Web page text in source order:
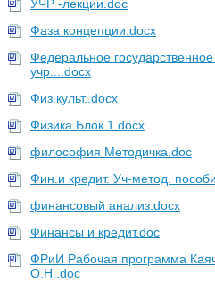
УЧР -лекции.doc
Фаза концепции.docx
Федеральное
учр....docx
Физ.культ..docx
Физика Блок 1.docx
философия Методичка.doc
Фин.и кредит. Уч-метод.
финансовый анализ.docx
Финансы и кредит.doc
ФРиИ Рабочая программа
О.Н..doc